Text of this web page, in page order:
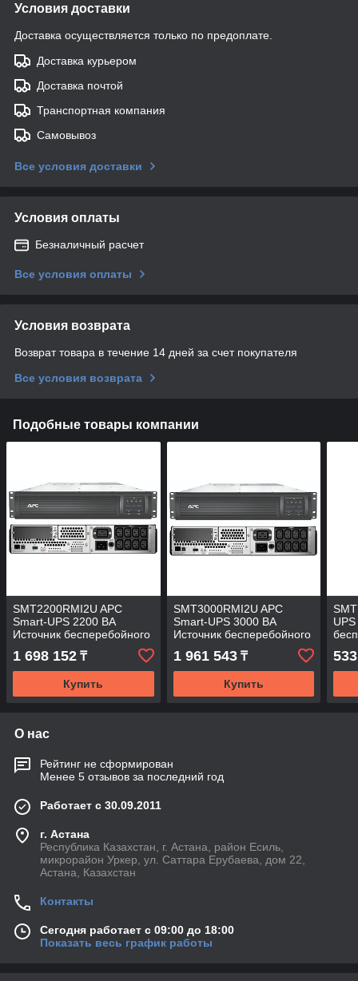
Условия доставки
Доставка осуществляется только по предоплате.
Доставка курьером
Доставка почтой
Транспортная компания
Самовывоз
Все условия доставки
Условия оплаты
Безналичный расчет
Все условия оплаты
Условия возврата
Возврат товара в течение 14 дней за счет покупателя
Все условия возврата
Подобные товары компании
SMT2200RMI2U APC
Smart-UPS 2200 ВА
Источник бесперебойного
1 698 152 ₸
Купить
SMT3000RMI2U APC
Smart-UPS 3000 ВА
Источник бесперебойного
1 961 543₸
Купить
О нас
Рейтинг не сформирован
Менее 5 отзывов за последний год
Работает с 30.09.2011
г. Астана
Республика Казахстан, г. Астана, район Есиль,
микрорайон Уркер, ул. Саттара Ерубаева, дом 22,
Астана, Казахстан
Контакты
Сегодня работает с 09:00 до 18:00
Показать весь график работы